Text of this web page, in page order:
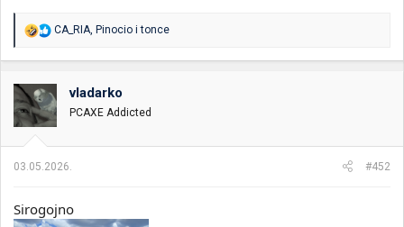
R
o
v
a
n
j
:
CA_RIA Pinocio itonce
vladarko
PCAXE Addicted
03.05.2026. #452
Sirogojno